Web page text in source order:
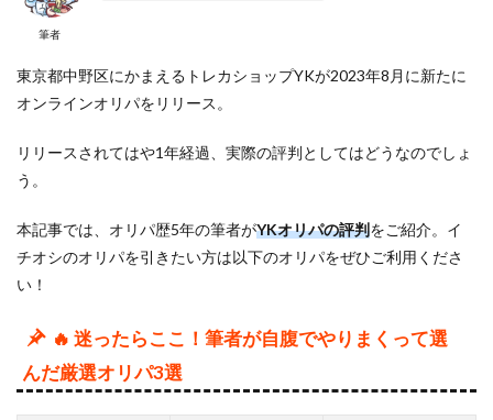
筆者
東京都中野区にかまえるトレカショップYKが2023年8月に新たに
オンラインオリパをリリース。
リリースされてはや1年経過、実際の評判としてはどうなのでしょ
う。
本記事では、オリパ歴5年の筆者がYKオリパの評判をご紹介。イ
チオシのオリパを引きたい方は以下のオリパをぜひご利用くださ
い！
🔥 迷ったらここ！筆者が自腹でやりまくって選
んだ厳選オリパ3選